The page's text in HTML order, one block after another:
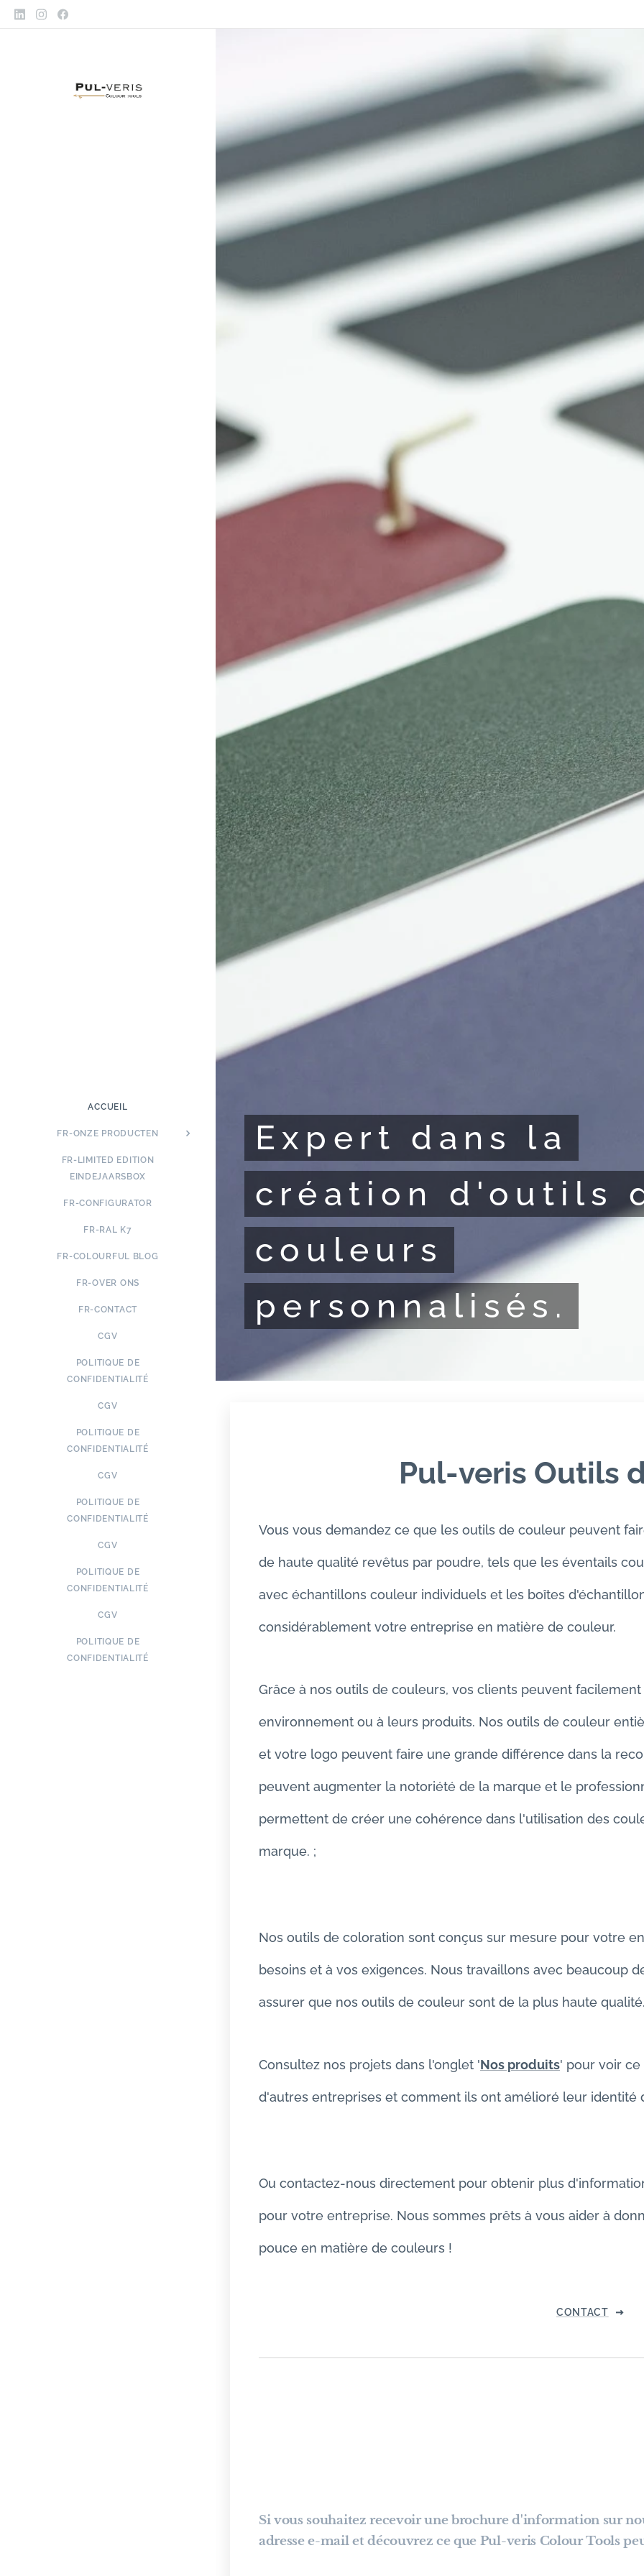
ACCUEIL
FR-ONZE PRODUCTEN
FR-LIMITED EDITION
EINDEJAARSBOX
FR-CONFIGURATOR
FR-RAL K7
FR-COLOURFUL BLOG
FR-OVER ONS
FR-CONTACT
CGV
POLITIQUE DE
CONFIDENTIALITÉ
CGV
POLITIQUE DE
CONFIDENTIALITÉ
CGV
POLITIQUE DE
CONFIDENTIALITÉ
CGV
POLITIQUE DE
CONFIDENTIALITÉ
CGV
POLITIQUE DE
CONFIDENTIALITÉ
Expert dans la
création d'outils
couleurs
personnalisés.
Pul-veris Outils
Vous vous demandez ce que les outils de couleur peuvent
de haute qualité revêtus par poudre, tels que les éventails
avec échantillons couleur individuels et les boîtes
considérablement votre entreprise en matière de couleur.
Grâce à nos outils de couleurs, vos clients peuvent
environnement ou à leurs produits. Nos outils de couleur
et votre logo peuvent faire une grande différence dans la
peuvent augmenter la notoriété de la marque et le
permettent de créer une cohérence dans l'utilisation des
marque. ;
Nos outils de coloration sont conçus sur mesure pour votre
besoins et à vos exigences. Nous travaillons avec beaucoup
assurer que nos outils de couleur sont de la plus haute
Consultez nos projets dans l'onglet 'Nos produits' pour voir
d'autres entreprises et comment ils ont amélioré leur identité
Ou contactez-nous directement pour obtenir plus
pour votre entreprise. Nous sommes prêts à vous aider à
pouce en matière de couleurs !
CONTACT
Si vous souhaitez recevoir une brochure d'information sur
adresse e-mail et découvrez ce que Pul-veris Colour Tools